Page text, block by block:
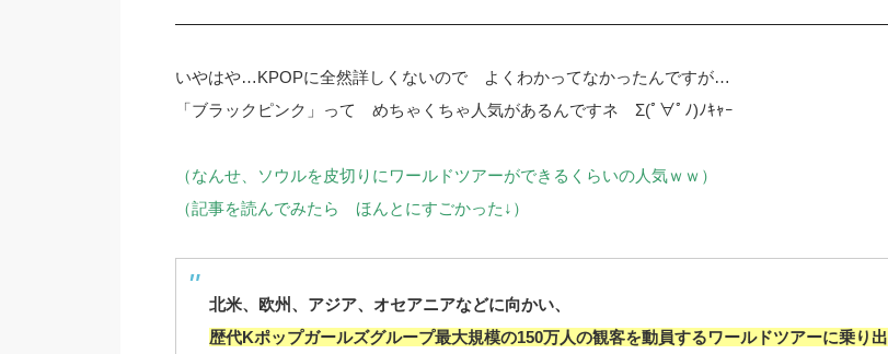
いやはや…KPOPに全然詳しくないので よくわかってなかったんですが…
「ブラックピンク」って めちゃくちゃ人気があるんですネ Σ(ﾟ∀ﾟﾉ)ﾉｷｬｰ
（なんせ、ソウルを皮切りにワールドツアーができるくらいの人気ｗｗ）
（記事を読んでみたら ほんとにすごかった↓）
北米、欧州、アジア、オセアニアなどに向かい、
歴代Kポップガールズグループ最大規模の150万人の観客を動員するワールドツアーに乗り出